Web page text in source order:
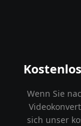
Wenn Sie
sich unser